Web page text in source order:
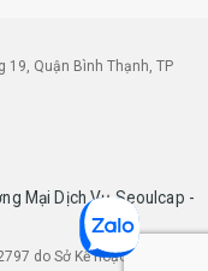
19, Quận Bình Thạnh, TP
Mại Dịch Vụ Seoulcap -
do Sở Kế hoạch và Đầu tư